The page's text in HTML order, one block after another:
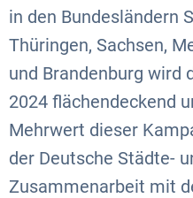
in den Bundesländern
Thüringen, Sachsen,
und Brandenburg wird
2024 flächendeckend
Mehrwert dieser
der Deutsche Städte-
Zusammenarbeit mit